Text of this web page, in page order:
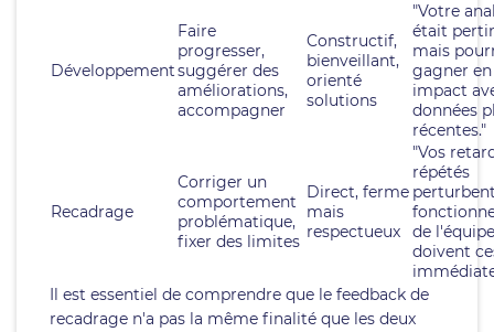
Développement
Faire
progresser,
suggérer des
améliorations,
accompagner
Constructif,
bienveillant,
orienté
solutions
"Votre
était
mais
gagner en
impact
données
récentes."
Recadrage
Corriger un
comportement
problématique,
fixer des limites
Direct, ferme
mais
respectueux
"Vos
répétés
de
doivent
Il est essentiel de comprendre que le feedback de
recadrage n'a pas la même finalité que les deux